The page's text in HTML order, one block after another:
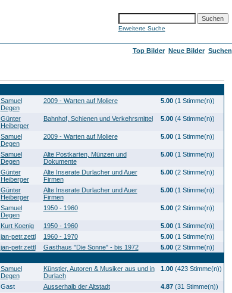
Erweiterte Suche
Top Bilder Neue Bilder Suchen
Samuel
Degen
2009 - Warten auf Moliere 5.00(1 Stimme(n))
Günter
Heiberger
Bahnhof, Schienen und Verkehrsmittel 5.00(4 Stimme(n))
Samuel
Degen
2009 - Warten auf Moliere 5.00(1 Stimme(n))
Samuel
Degen
Alte Postkarten, Münzen und
Dokumente
5.00(1 Stimme(n))
Günter
Heiberger
Alte Inserate Durlacher und Auer
Firmen
5.00(2 Stimme(n))
Günter
Heiberger
Alte Inserate Durlacher und Auer
Firmen
5.00(1 Stimme(n))
Samuel
Degen
1950 - 1960 5.00(2 Stimme(n))
Kurt Koenig 1950 - 1960 5.00(1 Stimme(n))
jan-petr.zettl 1960 - 1970 5.00(1 Stimme(n))
jan-petr.zettl Gasthaus "Die Sonne" - bis 1972 5.00(2 Stimme(n))
Samuel
Degen
Künstler, Autoren & Musiker aus und in
Durlach
1.00(423 Stimme(n))
Gast Ausserhalb der Altstadt 4.87(31 Stimme(n))